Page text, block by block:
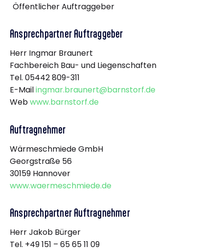
Öffentlicher Auftraggeber
Ansprechpartner Auftraggeber
Herr Ingmar Braunert
Fachbereich Bau- und Liegenschaften
Tel. 05442 809-311
E-Mail ingmar.braunert@barnstorf.de
Web www.barnstorf.de
Auftragnehmer
Wärmeschmiede GmbH
Georgstraße 56
30159 Hannover
www.waermeschmiede.de
Ansprechpartner Auftragnehmer
Herr Jakob Bürger
Tel. +49 151 – 65 65 11 09